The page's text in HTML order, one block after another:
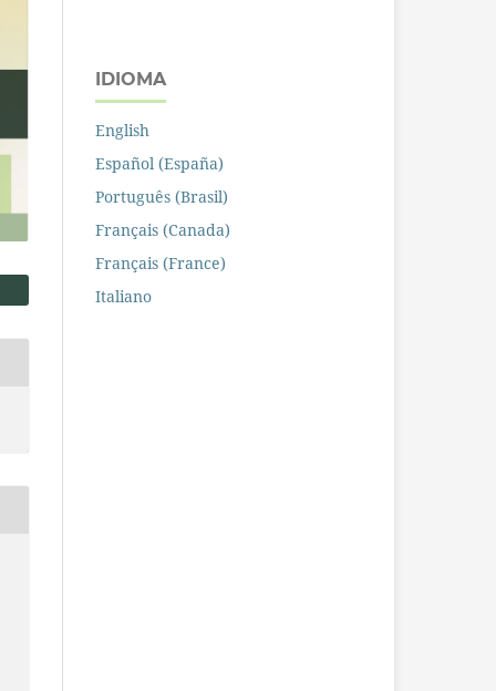
IDIOMA
English
Español (España)
Português (Brasil)
Français (Canada)
Français (France)
Italiano